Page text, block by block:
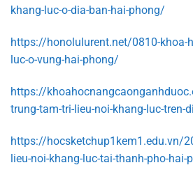
khang-luc-o-dia-ban-hai-phong/
https://honolulurent.net/0810-khoa-
luc-o-vung-hai-phong/
https://
trung-tam-tri-lieu-noi-khang-luc-tren-
https://hocsketchup1kem1.edu.vn/
lieu-noi-khang-luc-tai-thanh-pho-hai-